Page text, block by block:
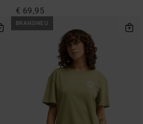
€ 69,95
BRANDNEU